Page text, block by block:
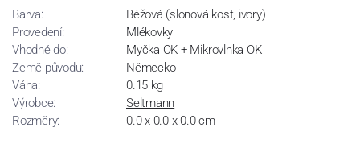
Barva:
Béžová (slonová kost, ivory)
Provedení:
Mlékovky
Vhodné do:
Myčka OK + Mikrovlnka OK
Země původu:
Německo
Váha:
0.15 kg
Výrobce:
Seltmann
Rozměry:
0.0 x 0.0 x 0.0 cm